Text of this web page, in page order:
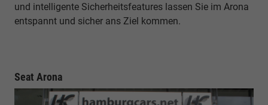
und intelligente Sicherheitsfeatures lassen Sie im Arona
entspannt und sicher ans Ziel kommen.
Seat Arona